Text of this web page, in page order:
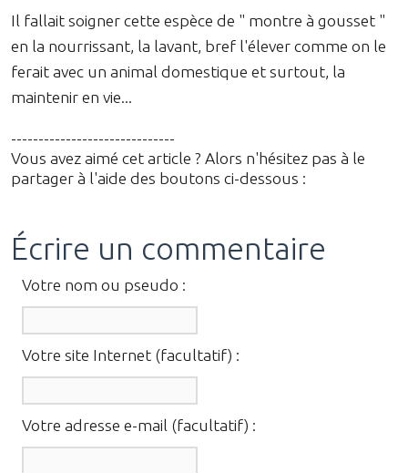
Il fallait soigner cette espèce de " montre à gousset "
en la nourrissant, la lavant, bref l'élever comme on le
ferait avec un animal domestique et surtout, la
maintenir en vie...
------------------------------
Vous avez aimé cet article ? Alors n'hésitez pas à le
partager à l'aide des boutons ci-dessous :
Écrire un commentaire
Votre nom ou pseudo :
Votre site Internet (facultatif) :
Votre adresse e-mail (facultatif) :